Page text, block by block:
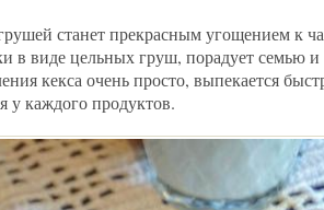
станет прекрасным угощением к
в виде цельных груш, порадует семью и
кекса очень просто, выпекается
каждого продуктов.